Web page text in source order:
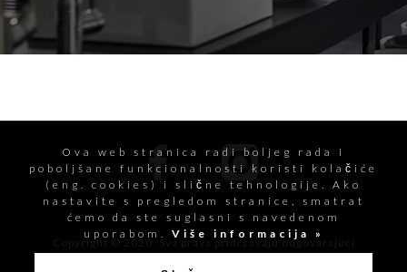
Copyright © 2020. Sva prava pridržavaju odgovarajući
Ova web stranica radi boljeg rada i
poboljšane funkcionalnosti koristi kolačiće
(eng. cookies) i slične tehnologije. Ako
nastavite s pregledom stranice, smatrat
ćemo da ste suglasni s navedenom
uporabom.
Više informacija »